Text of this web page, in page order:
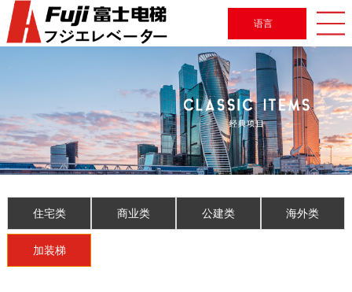
语言
住宅类 商业类 公建类 海外类
加装梯